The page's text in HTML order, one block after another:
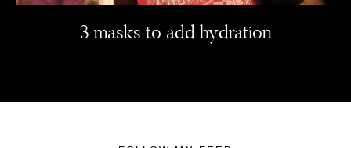
3 masks to add hydration